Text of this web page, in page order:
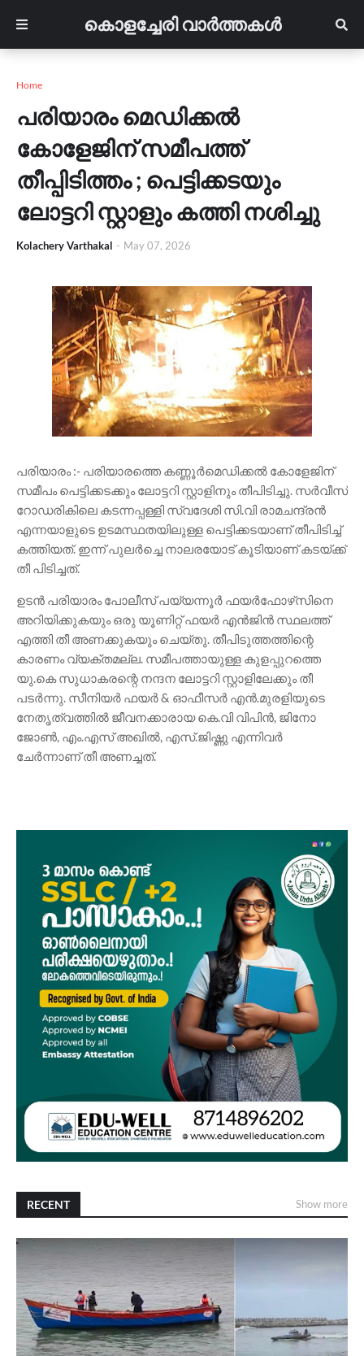
കൊളച്ചേരി വാർത്തകൾ
Home
പരിയാരം മെഡിക്കൽ
കോളേജിന് സമീപത്ത്
തീപ്പിടിത്തം ; പെട്ടിക്കടയും
ലോട്ടറി സ്റ്റാളും കത്തി നശിച്ചു
Kolachery Varthakal - May 07, 2026
പരിയാരം :- പരിയാരത്തെ കണ്ണൂർമെഡിക്കല്‍ കോളേജിന്
സമീപം പെട്ടിക്കടക്കും ലോട്ടറി സ്റ്റാളിനും തീപിടിച്ചു. സര്‍വീസ്
റോഡരികിലെ കടന്നപ്പള്ളി സ്വദേശി സി.വി രാമചന്ദ്രന്‍
എന്നയാളുടെ ഉടമസ്ഥതയിലുള്ള പെട്ടിക്കടയാണ് തീപിടിച്ച്
കത്തിയത്. ഇന്ന് പുലര്‍ച്ചെ നാലരയോട് കൂടിയാണ് കടയ്ക്ക്
തീ പിടിച്ചത്.
ഉടന്‍ പരിയാരം പോലീസ് പയ്യന്നൂര്‍ ഫയര്‍ഫോഴ്‌സിനെ
അറിയിക്കുകയും ഒരു യൂണിറ്റ് ഫയര്‍ എന്‍ജിന്‍ സ്ഥലത്ത്
എത്തി തീ അണക്കുകയും ചെയ്തു. തീപിടുത്തത്തിന്റെ
കാരണം വ്യക്തമല്ല. സമീപത്തായുള്ള കുളപ്പുറത്തെ
യു.കെ സുധാകരന്റെ നന്ദന ലോട്ടറി സ്റ്റാളിലേക്കും തീ
പടർന്നു. സീനിയര്‍ ഫയര്‍ & ഓഫീസര്‍ എന്‍.മുരളിയുടെ
നേതൃത്വത്തില്‍ ജീവനക്കാരായ കെ.വി വിപിന്‍, ജിനോ
ജോണ്‍, എം.എസ് അഖില്‍, എസ്.ജിഷ്ണു എന്നിവര്‍
ചേര്‍ന്നാണ് തീ അണച്ചത്.
RECENT Show more